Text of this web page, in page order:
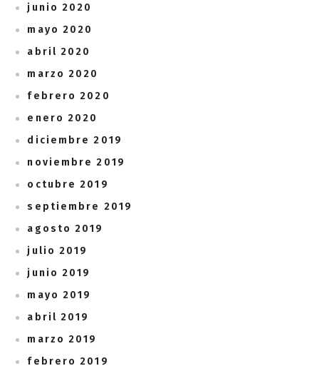
junio 2020
mayo 2020
abril 2020
marzo 2020
febrero 2020
enero 2020
diciembre 2019
noviembre 2019
octubre 2019
septiembre 2019
agosto 2019
julio 2019
junio 2019
mayo 2019
abril 2019
marzo 2019
febrero 2019